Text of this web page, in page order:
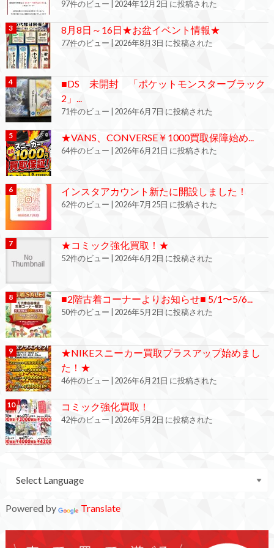
97件のビュー 2024年12月2日 に投稿された
8月8日～16日★お盆イベント情報★
77件のビュー 2026年8月3日 に投稿された
■DS 未開封 「ポケットモンスターブラック
2」...
71件のビュー 2026年6月7日 に投稿された
★VANS、CONVERSE￥1000買取保障始め...
64件のビュー 2026年6月21日 に投稿された
インスタアカウント新たに開設しました！
62件のビュー 2026年7月25日 に投稿された
★コミック強化買取！★
52件のビュー 2026年6月2日 に投稿された
■2階古着コーナーよりお知らせ■ 5/1〜5/6...
50件のビュー 2026年5月2日 に投稿された
★NIKEスニーカー買取プラスアップ始めまし
た！★
46件のビュー 2026年6月21日 に投稿された
コミック強化買取！
42件のビュー 2026年5月2日 に投稿された
Powered by Translate